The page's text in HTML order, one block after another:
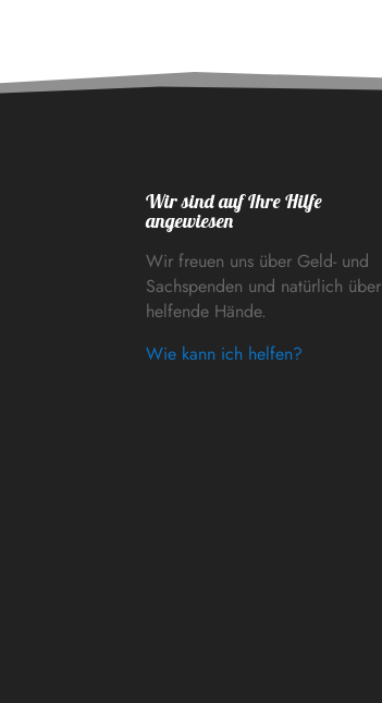
Wir sind auf Ihre Hilfe
angewiesen
Wir freuen uns über Geld- und
Sachspenden und natürlich über
helfende Hände.
Wie kann ich helfen?